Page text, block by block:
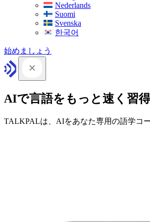
Nederlands
Suomi
Svenska
한국어
始めましょう
AIで言語をもっと速く習
TALKPALは、AIをあなた専用の語学コ